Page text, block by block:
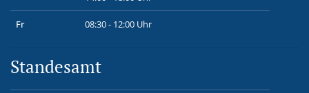
Fr 08:30 - 12:00 Uhr
Standesamt